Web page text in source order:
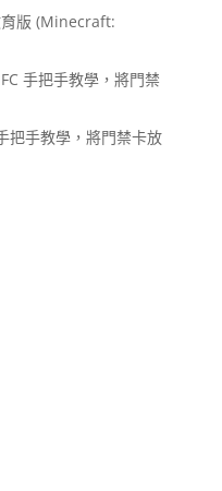
版 (Minecraft:
手把手教學，將門禁
把手教學，將門禁卡放